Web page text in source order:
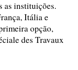
as instituições.
Itália e
opção,
des Travaux